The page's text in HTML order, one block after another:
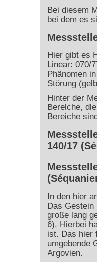
Bei diesem
bei dem es
Hier gibt es
Linear: 070/
Phänomen
Störung
Hinter der
Bereiche,
Bereiche
140/17
In den hier
Das Gestein
große lang
6). Hierbei
ist. Das hier
umgebende
Argovien.